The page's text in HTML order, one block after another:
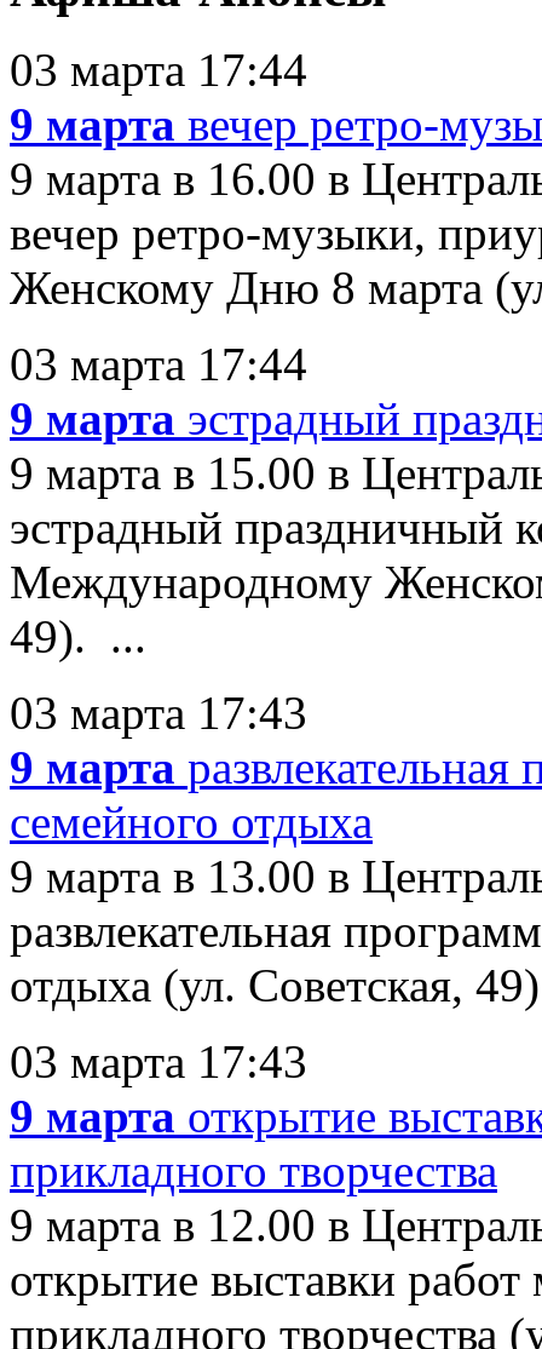
03 марта 17:44
9 марта вечер ретро-
9 марта в 16.00 в
вечер ретро-музыки,
Женскому Дню 8 марта
03 марта 17:44
9 марта эстрадный
9 марта в 15.00 в
эстрадный праздничный
Международному
49). ...
03 марта 17:43
9 марта
семейного отдыха
9 марта в 13.00 в
развлекательная
отдыха (ул. Советская,
03 марта 17:43
9 марта открытие
прикладного творчества
9 марта в 12.00 в
открытие выставки работ
прикладного творчества